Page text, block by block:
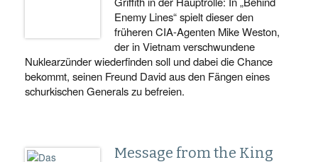
Enemy Lines“ spielt dieser den
früheren CIA-Agenten Mike Weston,
der in Vietnam verschwundene
Nuklearzünder wiederfinden soll und dabei die Chance
bekommt, seinen Freund David aus den Fängen eines
schurkischen Generals zu befreien.
Message from the King